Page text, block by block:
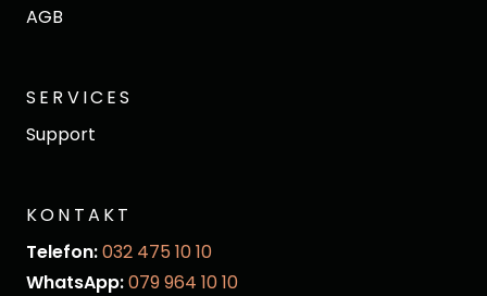
AGB
SERVICES
Support
KONTAKT
Telefon:032 475 10 10
WhatsApp:079 964 10 10